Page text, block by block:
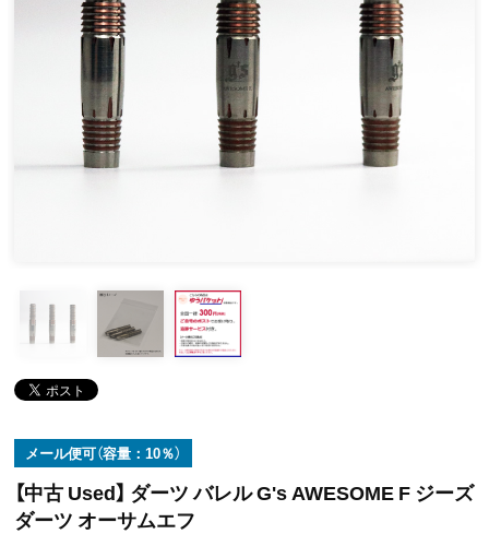
メール便可（容量：10％）
【中古 Used】 ダーツ バレル G's AWESOME F ジーズ
ダーツ オーサムエフ